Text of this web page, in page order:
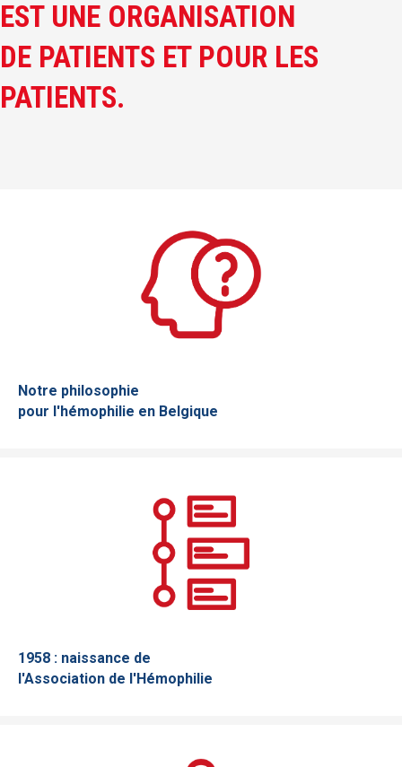
EST UNE ORGANISATION
DE PATIENTS ET POUR LES
PATIENTS.
Notre philosophie
pour l'hémophilie en Belgique
1958 : naissance de
l'Association de l'Hémophilie